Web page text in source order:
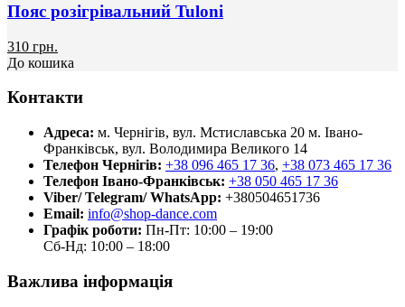
Пояс розігрівальний Tuloni
310 грн.
До кошика
Контакти
Адреса: м. Чернігів, вул. Мстиславська 20 м. Івано-
Франківськ, вул. Володимира Великого 14
Телефон Чернігів: +38 096 465 17 36, +38 073 465 17 36
Телефон Івано-Франківськ: +38 050 465 17 36
Viber/ Telegram/ WhatsApp: +380504651736
Email: info@shop-dance.com
Графік роботи: Пн-Пт: 10:00 – 19:00
Сб-Нд: 10:00 – 18:00
Важлива інформація